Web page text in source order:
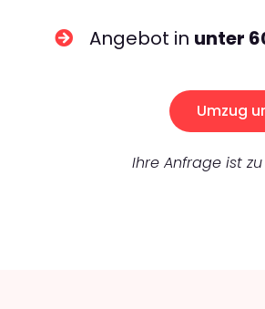
Angebot in unter
Umzug
Ihre Anfrage ist